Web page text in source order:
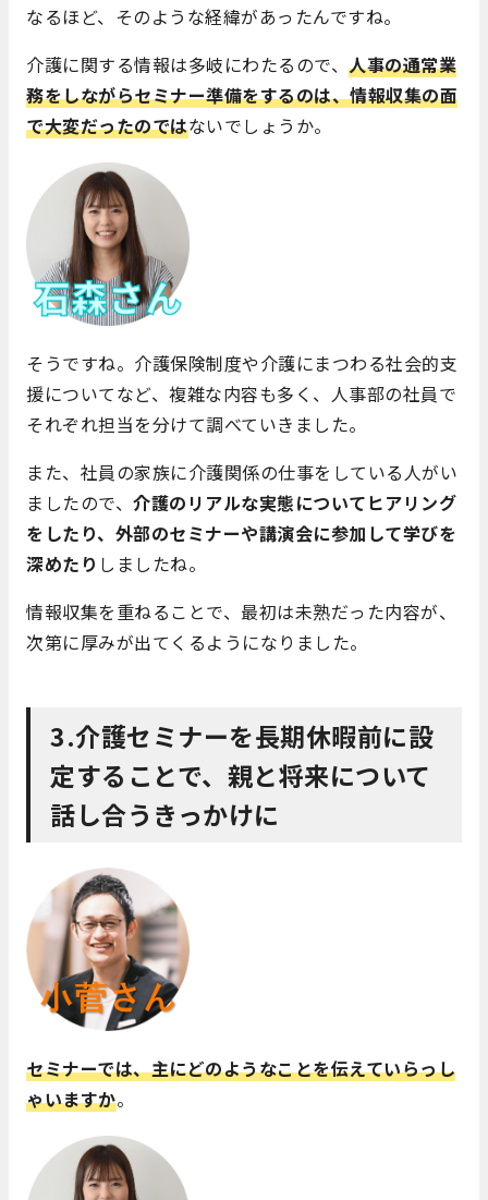
なるほど、そのような経緯があったんですね。
介護に関する情報は多岐にわたるので、 人事の通常業
務をしながらセミナー準備をするのは、情報収集の面
で大変だったのではないでしょうか。
そうですね。介護保険制度や介護にまつわる社会的支
援についてなど、複雑な内容も多く、人事部の社員で
それぞれ担当を分けて調べていきました。
また、社員の家族に介護関係の仕事をしている人がい
ましたので、 介護のリアルな実態についてヒアリング
をしたり、外部のセミナーや講演会に参加して学びを
深めたり しましたね。
情報収集を重ねることで、最初は未熟だった内容が、
次第に厚みが出てくるようになりました。
3.介護セミナーを長期休暇前に設
定することで、親と将来について
話し合うきっかけに
セミナーでは、主にどのようなことを伝えていらっし
ゃいますか。